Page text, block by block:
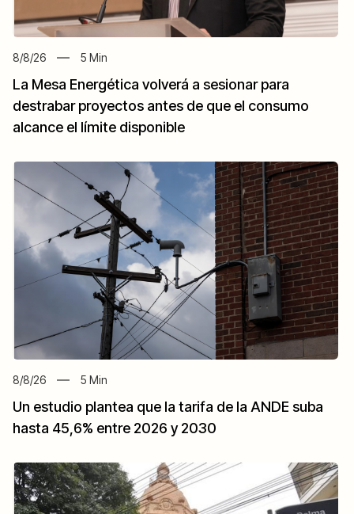
8/8/26 5 Min
La Mesa Energética volverá a sesionar para
destrabar proyectos antes de que el consumo
alcance el límite disponible
8/8/26 5 Min
Un estudio plantea que la tarifa de la ANDE suba
hasta 45,6% entre 2026 y 2030